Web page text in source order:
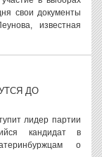
свои документы
известная
ДО
лидер партии
кандидат в
о